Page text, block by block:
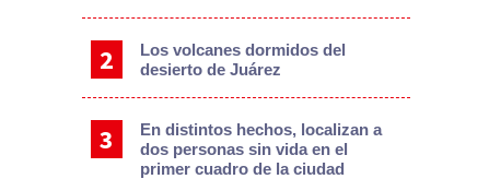
Los volcanes dormidos del
desierto de Juárez
En distintos hechos, localizan a
dos personas sin vida en el
primer cuadro de la ciudad